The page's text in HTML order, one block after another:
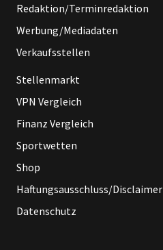
Redaktion/Terminredaktion
Werbung/Mediadaten
Verkaufsstellen
Stellenmarkt
VPN Vergleich
Finanz Vergleich
Sportwetten
Shop
Haftungsausschluss/Disclaimer
Datenschutz